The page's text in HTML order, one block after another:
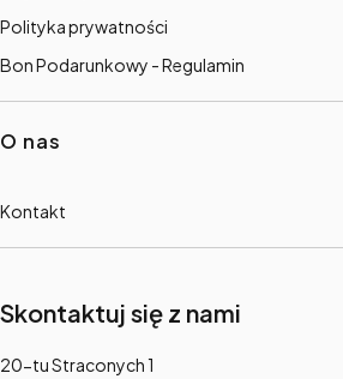
Polityka prywatności
Bon Podarunkowy - Regulamin
O nas
Kontakt
Skontaktuj się z nami
Adres:
20-tu Straconych 1